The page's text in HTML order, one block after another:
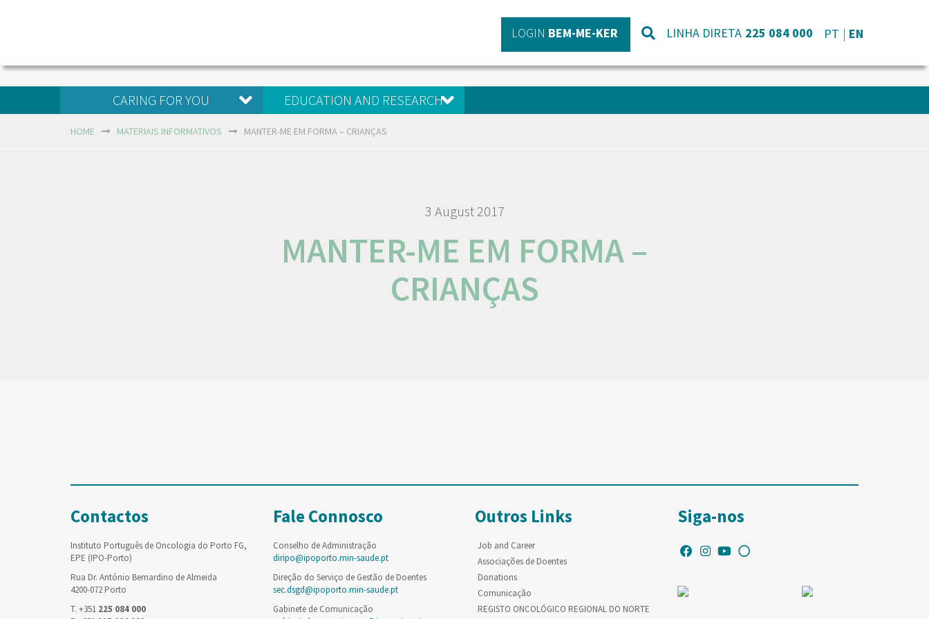
LOGIN BEM-ME-KER LINHA DIRETA 225 084 000 PT EN
CARING FOR YOU EDUCATION AND RESEARCH
HOME MATERIAIS INFORMATIVOS MANTER-ME EM FORMA – CRIANÇAS
3 August 2017
MANTER-ME EM FORMA –
CRIANÇAS
Contactos
Instituto Português de Oncologia do Porto FG,
EPE (IPO-Porto)
Rua Dr. António Bernardino de Almeida
4200-072 Porto
T. +351 225 084 000
Fale Connosco
Conselho de Administração
diripo@ipoporto.min-saude.pt
Direção do Serviço de Gestão de Doentes
sec.dsgd@ipoporto.min-saude.pt
Gabinete de Comunicação
Outros Links
Job and Career
Associações de Doentes
Donations
Comunicação
REGISTO ONCOLÓGICO REGIONAL DO NORTE
Siga-nos